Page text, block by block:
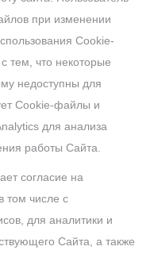
при изменении
Сookie-
тем, что некоторые
недоступны для
Cookie-файлы и
для анализа
работы Сайта.
согласие на
том числе с
для аналитики и
Сайта, а также